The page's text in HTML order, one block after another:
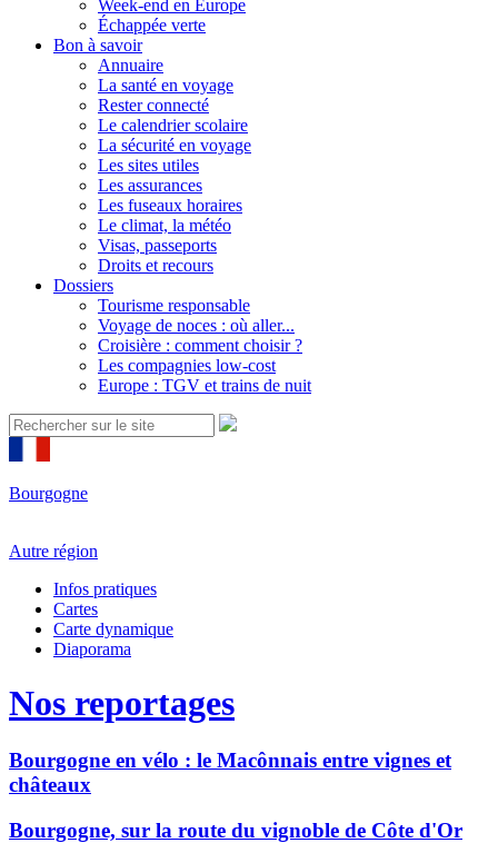
Week-end en Europe
Échappée verte
Bon à savoir
Annuaire
La santé en voyage
Rester connecté
Le calendrier scolaire
La sécurité en voyage
Les sites utiles
Les assurances
Les fuseaux horaires
Le climat, la météo
Visas, passeports
Droits et recours
Dossiers
Tourisme responsable
Voyage de noces : où aller...
Croisière : comment choisir ?
Les compagnies low-cost
Europe : TGV et trains de nuit
Bourgogne
Autre région
Infos pratiques
Cartes
Carte dynamique
Diaporama
Nos reportages
Bourgogne en vélo : le Macônnais entre vignes et
châteaux
Bourgogne, sur la route du vignoble de Côte d'Or